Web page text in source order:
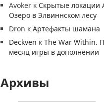
Avoker к Скрытые локации
Озеро в Элвиннском лесу
Dron кАртефакты шамана
Deckven кThe War Within.
месяц игры в дополнении
Архивы